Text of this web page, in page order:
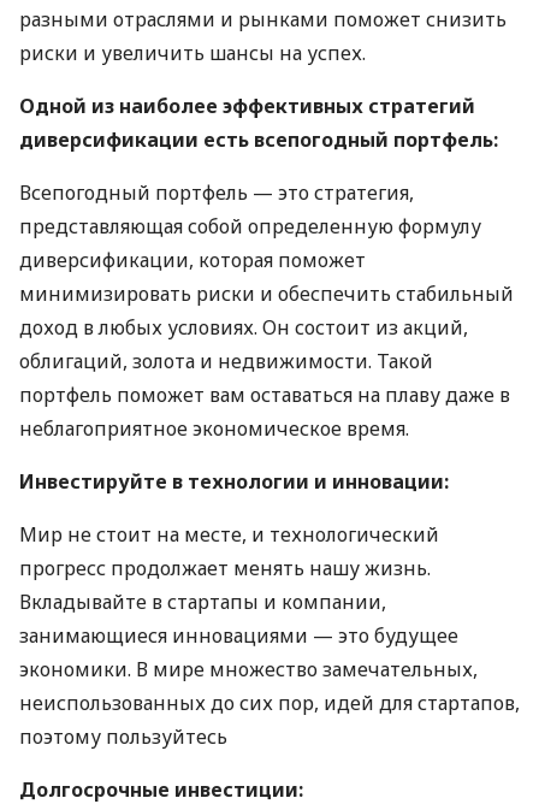
разными отраслями и рынками поможет снизить
риски и увеличить шансы на успех.
Одной из наиболее эффективных стратегий
диверсификации есть всепогодный портфель:
Всепогодный портфель — это стратегия,
представляющая собой определенную формулу
диверсификации, которая поможет
минимизировать риски и обеспечить стабильный
доход в любых условиях. Он состоит из акций,
облигаций, золота и недвижимости. Такой
портфель поможет вам оставаться на плаву даже в
неблагоприятное экономическое время.
Инвестируйте в технологии и инновации:
Мир не стоит на месте, и технологический
прогресс продолжает менять нашу жизнь.
Вкладывайте в стартапы и компании,
занимающиеся инновациями — это будущее
экономики. В мире множество замечательных,
неиспользованных до сих пор, идей для стартапов,
поэтому пользуйтесь
Долгосрочные инвестиции: